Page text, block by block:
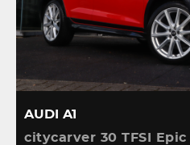
AUDI A1
citycarver 30 TFSI Epic |